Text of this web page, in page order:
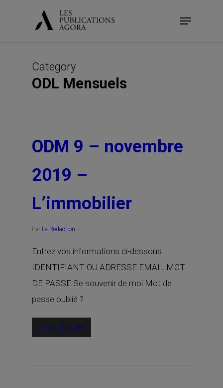
Menu
Category
ODL Mensuels
ODM 9 – novembre
2019 –
L’immobilier
Par La Rédaction
Entrez vos informations ci-dessous.
IDENTIFIANT OU ADRESSE EMAIL MOT
DE PASSE Se souvenir de moi Mot de
passe oublié ?
Lire la suite